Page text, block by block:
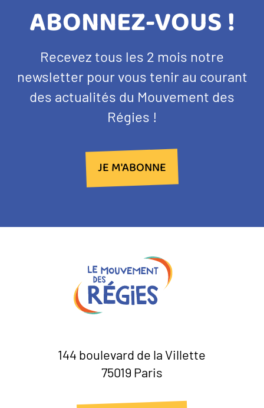
TITRE
BANDEAU
NEWSLETTER
ABONNEZ-VOUS !
Texte
d'introduction
Recevez tous les 2 mois notre
newsletter pour vous tenir au courant
des actualités du Mouvement des
Régies !
JE M'ABONNE
144 boulevard de la Villette
75019 Paris